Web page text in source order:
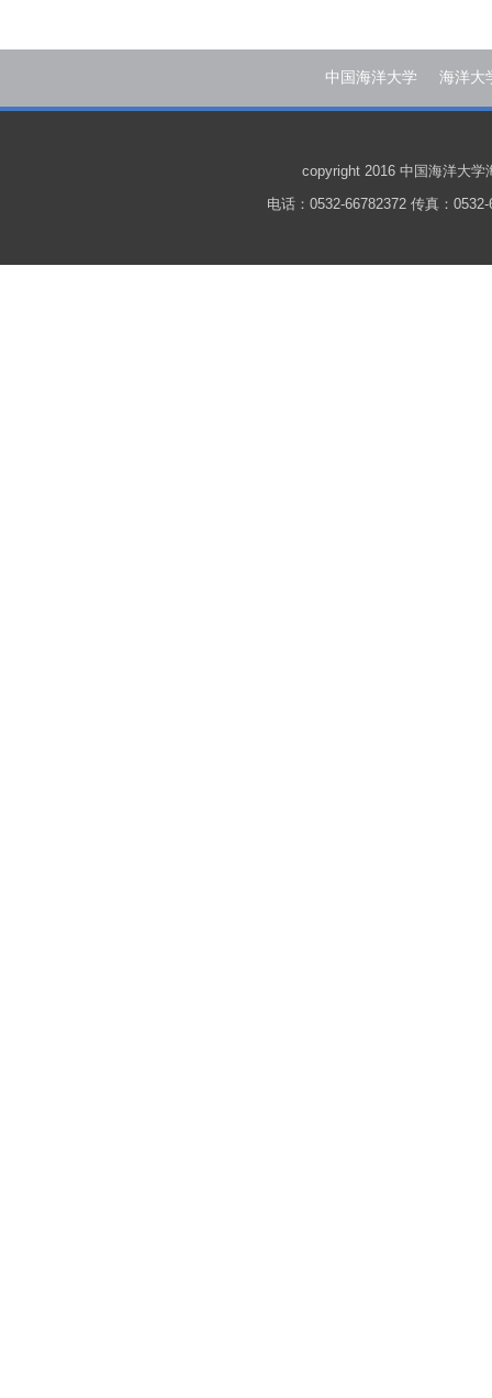
中国海洋大学 海洋大
copyright 2016 中国海洋大学
电话：0532-66782372 传真：